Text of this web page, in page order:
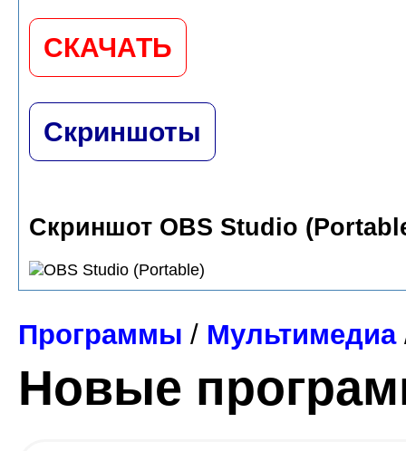
СКАЧАТЬ
Скриншоты
Скриншот OBS Studio
Программы / Мультимедиа
Новые